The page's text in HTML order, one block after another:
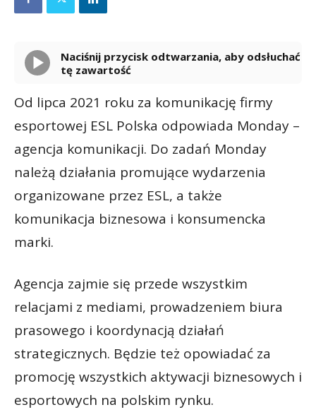
Naciśnij przycisk odtwarzania, aby odsłuchać
tę zawartość
Od lipca 2021 roku za komunikację firmy
esportowej ESL Polska odpowiada Monday –
agencja komunikacji. Do zadań Monday
należą działania promujące wydarzenia
organizowane przez ESL, a także
komunikacja biznesowa i konsumencka
marki.
Agencja zajmie się przede wszystkim
relacjami z mediami, prowadzeniem biura
prasowego i koordynacją działań
strategicznych. Będzie też opowiadać za
promocję wszystkich aktywacji biznesowych i
esportowych na polskim rynku.